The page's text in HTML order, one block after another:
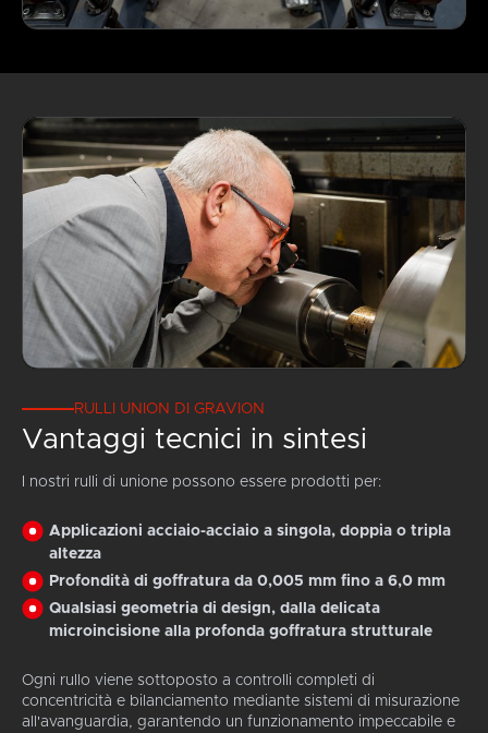
RULLI UNION DI GRAVION
Vantaggi tecnici in sintesi
I nostri rulli di unione possono essere prodotti per:
Applicazioni acciaio-acciaio a singola, doppia o tripla
altezza
Profondità di goffratura da 0,005 mm fino a 6,0 mm
Qualsiasi geometria di design, dalla delicata
microincisione alla profonda goffratura strutturale
Ogni rullo viene sottoposto a controlli completi di
concentricità e bilanciamento mediante sistemi di misurazione
all'avanguardia, garantendo un funzionamento impeccabile e